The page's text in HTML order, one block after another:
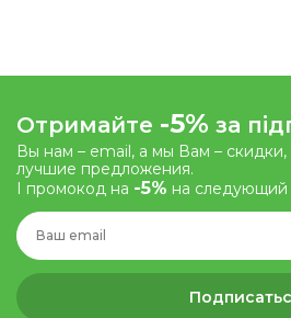
Отримайте -5% за
Вы нам – email, а мы Вам – скидки,
лучшие предложения.
І промокод на -5% на следующий